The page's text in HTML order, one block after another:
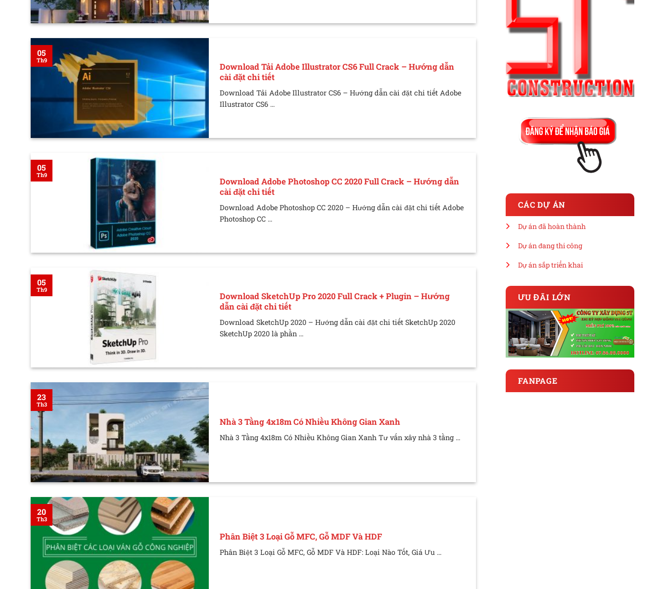
Download Tải Adobe Illustrator CS6 Full Crack – Hướng dẫn
cài đặt chi tiết
Download Tải Adobe Illustrator CS6 – Hướng dẫn cài đặt chi tiết Adobe
Illustrator CS6 ...
05
Th9
Download Adobe Photoshop CC 2020 Full Crack – Hướng dẫn
cài đặt chi tiết
Download Adobe Photoshop CC 2020 – Hướng dẫn cài đặt chi tiết Adobe
Photoshop CC ...
05
Th9
Download SketchUp Pro 2020 Full Crack + Plugin – Hướng
dẫn cài đặt chi tiết
Download SketchUp 2020 – Hướng dẫn cài đặt chi tiết SketchUp 2020
SketchUp 2020 là phần ...
05
Th9
Nhà 3 Tầng 4x18m Có Nhiều Không Gian Xanh
Nhà 3 Tầng 4x18m Có Nhiều Không Gian Xanh Tư vấn xây nhà 3 tầng ...
23
Th3
Phân Biệt 3 Loại Gỗ MFC, Gỗ MDF Và HDF
Phân Biệt 3 Loại Gỗ MFC, Gỗ MDF Và HDF: Loại Nào Tốt, Giá Ưu ...
20
Th3
CÁC DỰ ÁN
Dự án đã hoàn thành
Dự án đang thi công
Dự án sắp triển khai
ƯU ĐÃI LỚN
FANPAGE